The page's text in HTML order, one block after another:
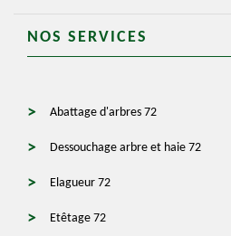
NOS SERVICES
Abattage d'arbres 72
Dessouchage arbre et haie 72
Elagueur 72
Etêtage 72